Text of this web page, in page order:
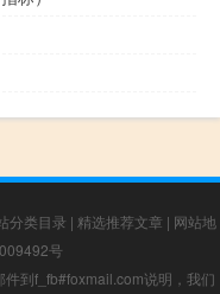
分类目录 | 精选推荐文章 | 网站地
号
到f_fb#foxmail.com说明，我们